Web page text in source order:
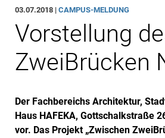
03.07.2018 |CAMPUS-MELDUNG
Vorstellung
ZweiBrücken
Der Fachbereichs Architektur,
Haus HAFEKA, Gottschalkstraße
vor. Das Projekt „Zwischen